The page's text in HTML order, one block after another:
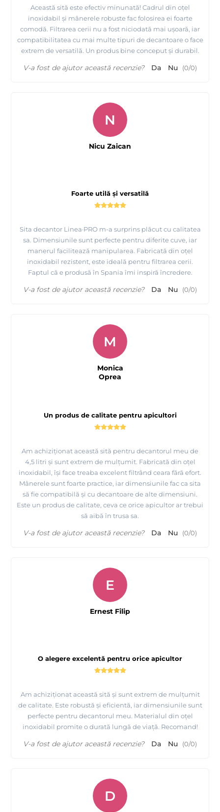
Această sită este efectiv minunată! Cadrul din oțel
inoxidabil și mânerele robuste fac folosirea ei foarte
comodă. Filtrarea cerii nu a fost niciodată mai ușoară, iar
compatibilitatea cu mai multe tipuri de decantoare o face
extrem de versatilă. Un produs bine conceput și durabil.
V-a fost de ajutor această recenzie? Da Nu (0/0)
Foarte utilă și versatilă
Sita decantor Linea·PRO m-a surprins plăcut cu calitatea
sa. Dimensiunile sunt perfecte pentru diferite cuve, iar
manerul facilitează manipularea. Fabricată din oțel
inoxidabil rezistent, este ideală pentru filtrarea cerii.
Faptul că e produsă în Spania îmi inspiră încredere.
N
Nicu Zaican
V-a fost de ajutor această recenzie? Da Nu (0/0)
Un produs de calitate pentru apicultori
Am achiziționat această sită pentru decantorul meu de
4,5 litri și sunt extrem de mulțumit. Fabricată din oțel
inoxidabil, își face treaba excelent filtrând ceara fără efort.
Mânerele sunt foarte practice, iar dimensiunile fac ca sita
să fie compatibilă și cu decantoare de alte dimensiuni.
Este un produs de calitate, ceva ce orice apicultor ar trebui
să aibă în trusa sa.
M
Monica
Oprea
V-a fost de ajutor această recenzie? Da Nu (0/0)
O alegere excelentă pentru orice apicultor
Am achiziționat această sită și sunt extrem de mulțumit
de calitate. Este robustă și eficientă, iar dimensiunile sunt
perfecte pentru decantorul meu. Materialul din oțel
inoxidabil promite o durată lungă de viață. Recomand!
E
Ernest Filip
V-a fost de ajutor această recenzie? Da Nu (0/0)
D